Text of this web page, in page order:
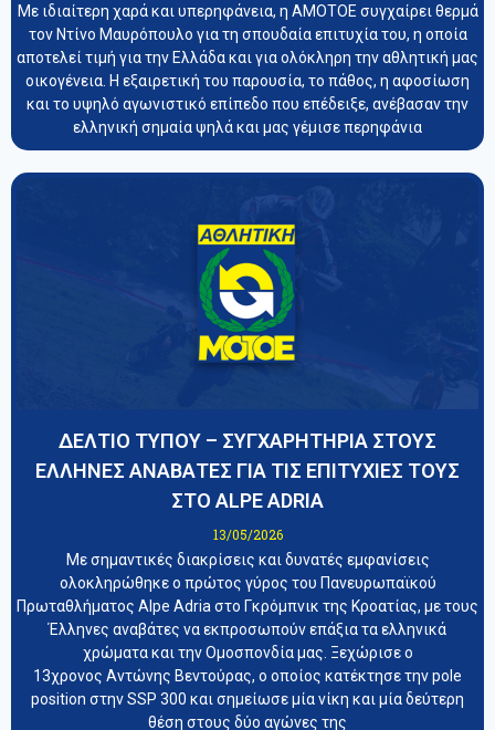
Με ιδιαίτερη χαρά και υπερηφάνεια, η ΑΜΟΤΟΕ συγχαίρει θερμά
τον Ντίνο Μαυρόπουλο για τη σπουδαία επιτυχία του, η οποία
αποτελεί τιμή για την Ελλάδα και για ολόκληρη την αθλητική μας
οικογένεια. Η εξαιρετική του παρουσία, το πάθος, η αφοσίωση
και το υψηλό αγωνιστικό επίπεδο που επέδειξε, ανέβασαν την
ελληνική σημαία ψηλά και μας γέμισε περηφάνια
ΔΕΛΤΙΟ ΤΥΠΟΥ – ΣΥΓΧΑΡΗΤΗΡΙΑ ΣΤΟΥΣ
ΕΛΛΗΝΕΣ ΑΝΑΒΑΤΕΣ ΓΙΑ ΤΙΣ ΕΠΙΤΥΧΙΕΣ ΤΟΥΣ
ΣΤΟ ALPE ADRIA
13/05/2026
Με σημαντικές διακρίσεις και δυνατές εμφανίσεις
ολοκληρώθηκε ο πρώτος γύρος του Πανευρωπαϊκού
Πρωταθλήματος Alpe Adria στο Γκρόμπνικ της Κροατίας, με τους
Έλληνες αναβάτες να εκπροσωπούν επάξια τα ελληνικά
χρώματα και την Ομοσπονδία μας. Ξεχώρισε ο
13χρονος Αντώνης Βεντούρας, ο οποίος κατέκτησε την pole
position στην SSP 300 και σημείωσε μία νίκη και μία δεύτερη
θέση στους δύο αγώνες της